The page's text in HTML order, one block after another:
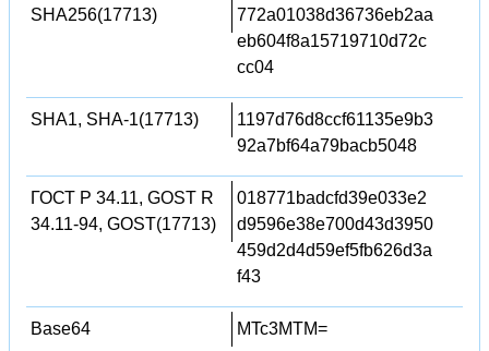
SHA256(17713)
772a01038d36736eb2aa
eb604f8a15719710d72c
cc04
SHA1, SHA-1(17713)
1197d76d8ccf61135e9b3
92a7bf64a79bacb5048
ГОСТ Р 34.11, GOST R
34.11-94, GOST(17713)
018771badcfd39e033e2
d9596e38e700d43d3950
459d2d4d59ef5fb626d3a
f43
Base64 MTc3MTM=